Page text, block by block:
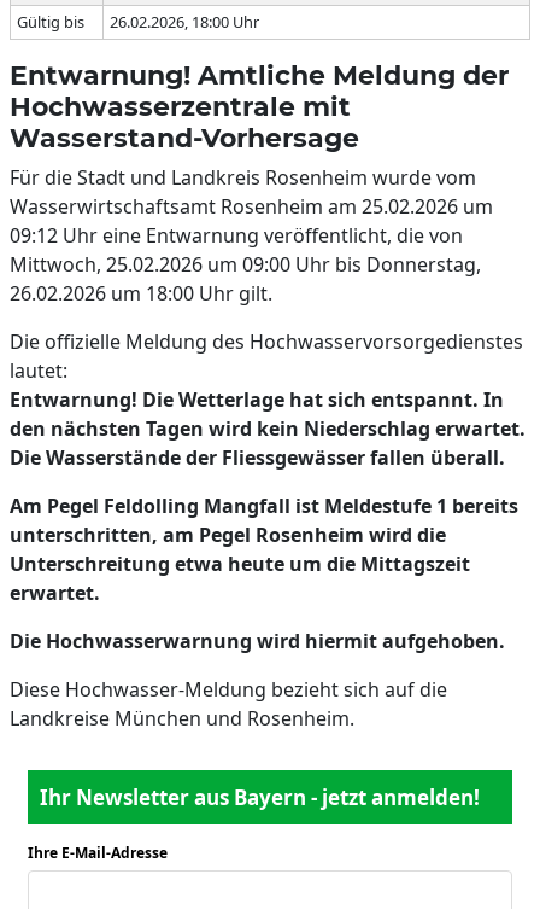
Gültig bis
26.02.2026, 18:00 Uhr
Entwarnung! Amtliche Meldung der
Hochwasserzentrale mit
Wasserstand-Vorhersage
Für die Stadt und Landkreis Rosenheim wurde vom
Wasserwirtschaftsamt Rosenheim am 25.02.2026 um
09:12 Uhr eine Entwarnung veröffentlicht, die von
Mittwoch, 25.02.2026 um 09:00 Uhr bis Donnerstag,
26.02.2026 um 18:00 Uhr gilt.
Die offizielle Meldung des Hochwasservorsorgedienstes
lautet:
Entwarnung! Die Wetterlage hat sich entspannt. In
den nächsten Tagen wird kein Niederschlag erwartet.
Die Wasserstände der Fliessgewässer fallen überall.
Am Pegel Feldolling Mangfall ist Meldestufe 1 bereits
unterschritten, am Pegel Rosenheim wird die
Unterschreitung etwa heute um die Mittagszeit
erwartet.
Die Hochwasserwarnung wird hiermit aufgehoben.
Diese Hochwasser-Meldung bezieht sich auf die
Landkreise München und Rosenheim.
Ihr Newsletter aus Bayern - jetzt anmelden!
Ihre E-Mail-Adresse